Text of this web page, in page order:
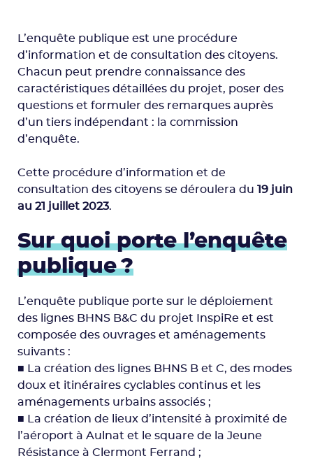
L’enquête publique est une procédure
d’information et de consultation des citoyens.
Chacun peut prendre connaissance des
caractéristiques détaillées du projet, poser des
questions et formuler des remarques auprès
d’un tiers indépendant : la commission
d’enquête.
Cette procédure d’information et de
consultation des citoyens se déroulera du 19 juin
au 21 juillet 2023.
Sur quoi porte l’enquête
publique ?
L’enquête publique porte sur le déploiement
des lignes BHNS B&C du projet InspiRe et est
composée des ouvrages et aménagements
suivants :
■ La création des lignes BHNS B et C, des modes
doux et itinéraires cyclables continus et les
aménagements urbains associés ;
■ La création de lieux d’intensité à proximité de
l’aéroport à Aulnat et le square de la Jeune
Résistance à Clermont Ferrand ;